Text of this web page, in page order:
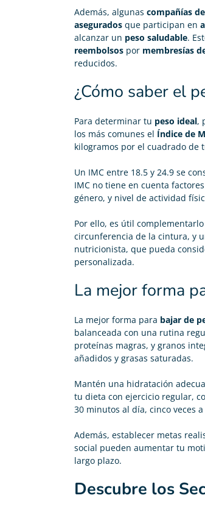
Además, algunas compañías
asegurados que participan en
alcanzar un peso saludable.
reembolsos por membresías
reducidos.
¿Cómo saber el
Para determinar tu peso ideal,
los más comunes el Índice de
kilogramos por el cuadrado de
Un IMC entre 18.5 y 24.9 se
IMC no tiene en cuenta
género, y nivel de actividad
Por ello, es útil
circunferencia de la cintura, y
nutricionista, que pueda
personalizada.
La mejor forma
La mejor forma para bajar de
balanceada con una rutina
proteínas magras, y granos
añadidos y grasas saturadas.
Mantén una hidratación
tu dieta con ejercicio regular,
30 minutos al día, cinco veces
Además, establecer metas
social pueden aumentar tu
largo plazo.
Descubre los